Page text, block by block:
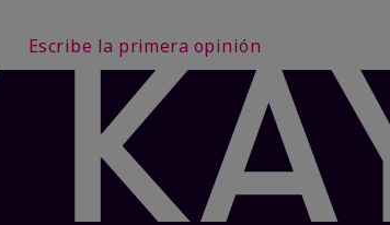
Escribe la primera opinión